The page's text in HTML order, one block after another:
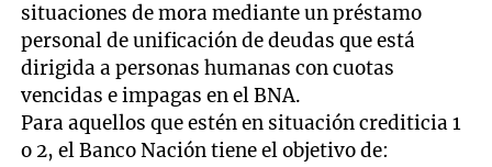
situaciones de mora mediante un préstamo
personal de unificación de deudas que está
dirigida a personas humanas con cuotas
vencidas e impagas en el BNA.
Para aquellos que estén en situación crediticia 1
o 2, el Banco Nación tiene el objetivo de: